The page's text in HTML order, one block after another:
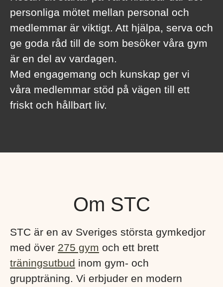
personliga mötet mellan personal och
medlemmar är viktigt. Att hjälpa, serva och
ge goda råd till de som besöker våra gym
är en del av vardagen.
Med engagemang och kunskap ger vi
våra medlemmar stöd på vägen till ett
friskt och hållbart liv.
Om STC
STC är en av Sveriges största gymkedjor
med över 275 gym och ett brett
träningsutbud inom gym- och
gruppträning. Vi erbjuder en modern